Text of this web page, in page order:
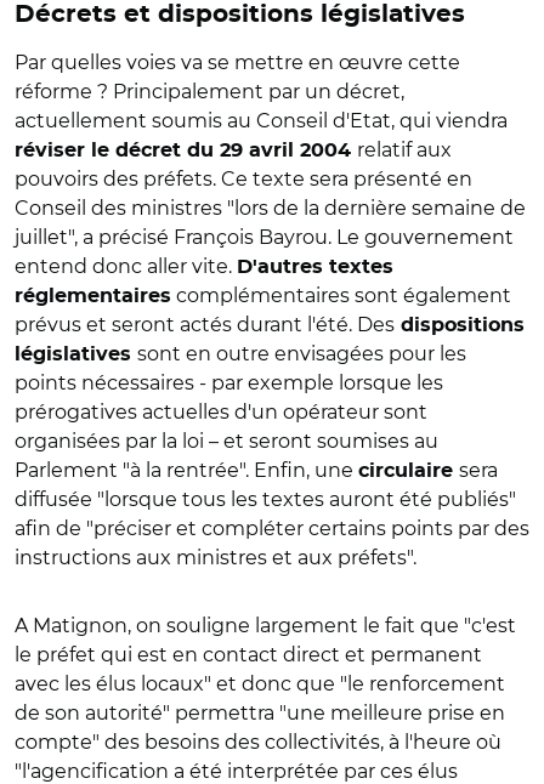
Décrets et dispositions législatives
Par quelles voies va se mettre en œuvre cette
réforme ? Principalement par un décret,
actuellement soumis au Conseil d'Etat, qui viendra
réviser le décret du 29 avril 2004 relatif aux
pouvoirs des préfets. Ce texte sera présenté en
Conseil des ministres "lors de la dernière semaine de
juillet", a précisé François Bayrou. Le gouvernement
entend donc aller vite. D'autres textes
réglementaires complémentaires sont également
prévus et seront actés durant l'été. Des dispositions
législatives sont en outre envisagées pour les
points nécessaires - par exemple lorsque les
prérogatives actuelles d'un opérateur sont
organisées par la loi – et seront soumises au
Parlement "à la rentrée". Enfin, une circulaire sera
diffusée "lorsque tous les textes auront été publiés"
afin de "préciser et compléter certains points par des
instructions aux ministres et aux préfets".
A Matignon, on souligne largement le fait que "c'est
le préfet qui est en contact direct et permanent
avec les élus locaux" et donc que "le renforcement
de son autorité" permettra "une meilleure prise en
compte" des besoins des collectivités, à l'heure où
"l'agencification a été interprétée par ces élus